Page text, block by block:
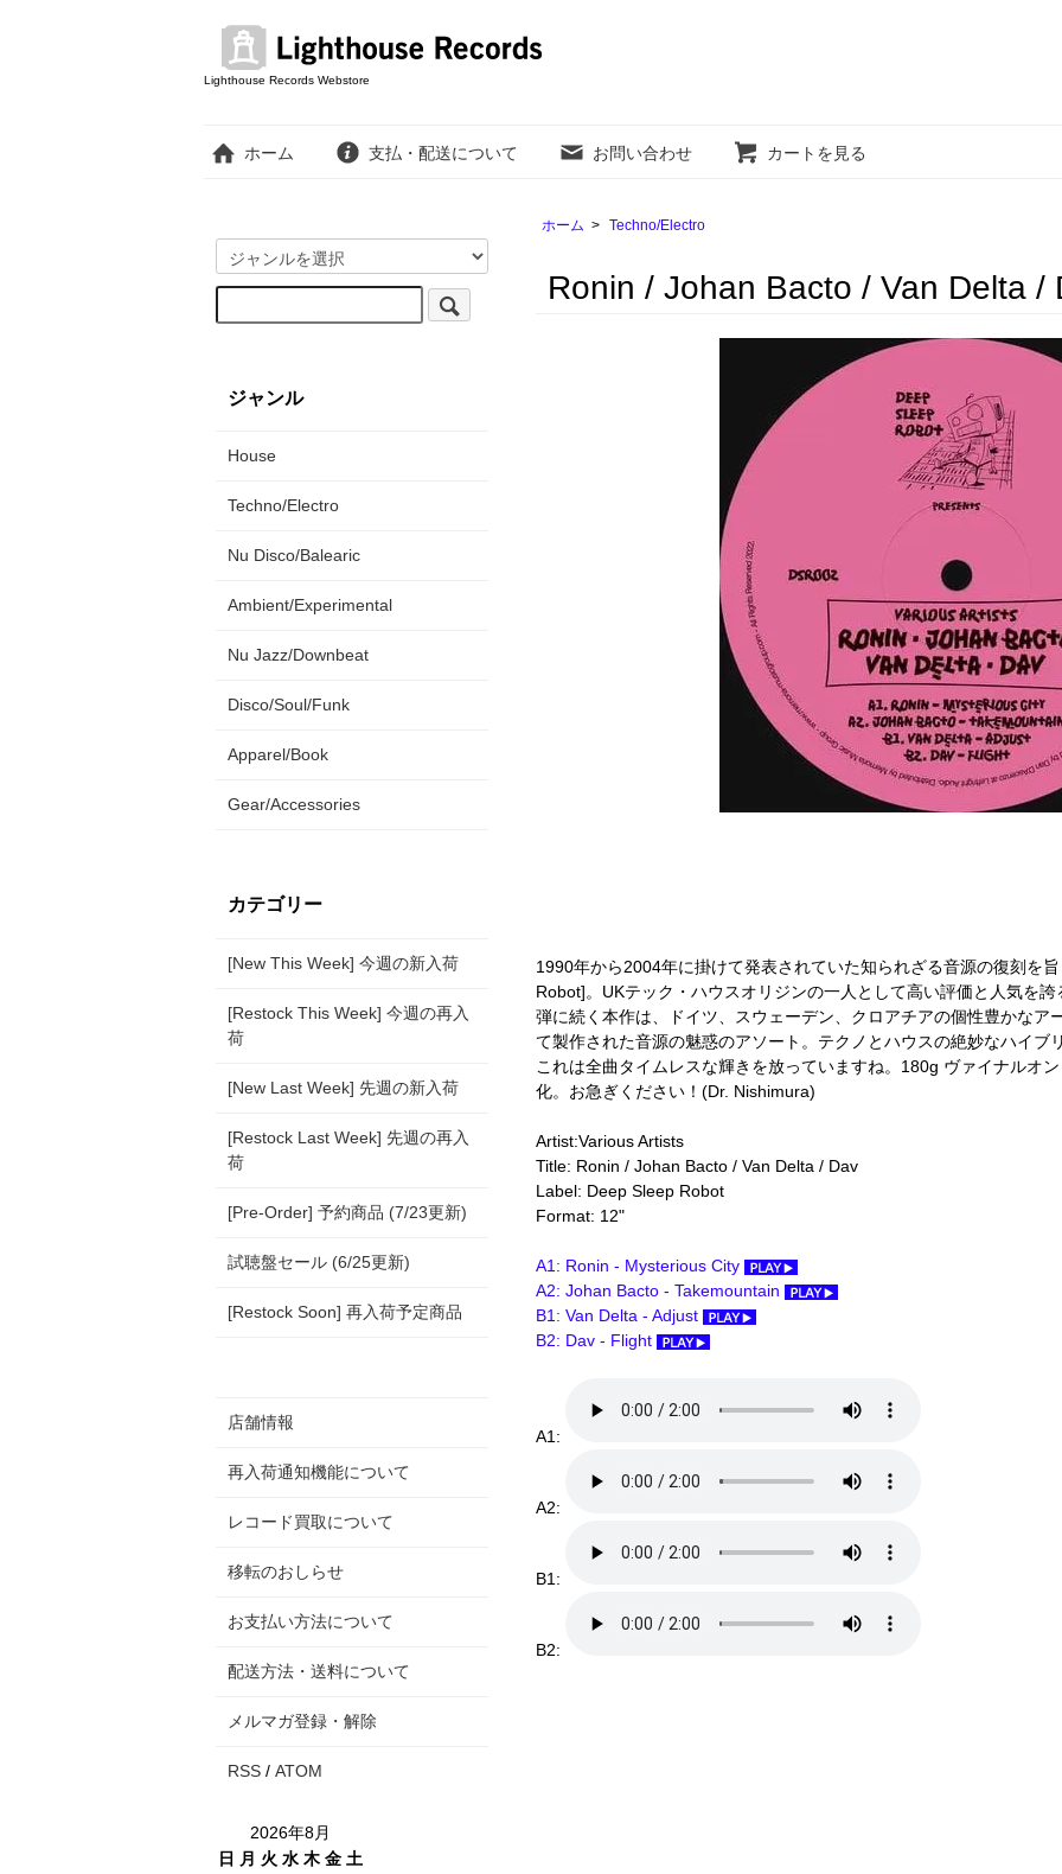
Lighthouse Records Webstore
ホーム 支払・配送について お問い合わせ カートを見る
ホーム > Techno/Electro
Ronin / Johan Bacto / Van Delta /
1990年から2004年に掛けて発表されていた知られざる音源の復刻を
Robot]。UKテック・ハウスオリジンの一人として高い評価と人気を
弾に続く本作は、ドイツ、スウェーデン、クロアチアの個性豊かなア
て製作された音源の魅惑のアソート。テクノとハウスの絶妙なハイブ
これは全曲タイムレスな輝きを放っていますね。180g ヴァイナルオ
化。お急ぎください！(Dr. Nishimura)
Artist:Various Artists
Title: Ronin / Johan Bacto / Van Delta / Dav
Label: Deep Sleep Robot
Format: 12"
A1: Ronin - Mysterious City
A2: Johan Bacto - Takemountain
B1: Van Delta - Adjust
B2: Dav - Flight
A1:
A2:
B1:
B2:
ジャンル
House
Techno/Electro
Nu Disco/Balearic
Ambient/Experimental
Nu Jazz/Downbeat
Disco/Soul/Funk
Apparel/Book
Gear/Accessories
カテゴリー
[New This Week] 今週の新入荷
[Restock This Week] 今週の再入
荷
[New Last Week] 先週の新入荷
[Restock Last Week] 先週の再入
荷
[Pre-Order] 予約商品 (7/23更新)
試聴盤セール (6/25更新)
[Restock Soon] 再入荷予定商品
店舗情報
再入荷通知機能について
レコード買取について
移転のおしらせ
お支払い方法について
配送方法・送料について
メルマガ登録・解除
RSS / ATOM
2026年8月
日
月 火 水 木 金 土